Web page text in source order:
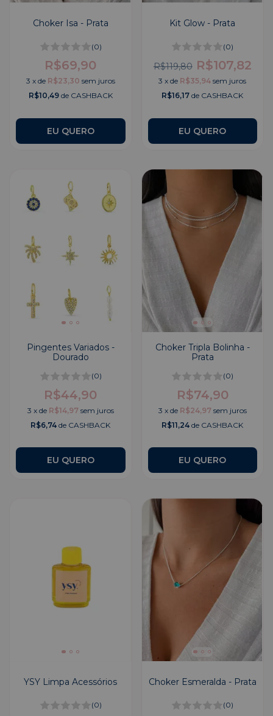
Choker Isa - Prata
(0)
R$69,90
3 x de R$23,30 sem juros
R$10,49de CASHBACK
Kit Glow - Prata
(0)
R$119,80R$107,82
3 xde R$35,94 sem juros
R$16,17 de CASHBACK
EU QUERO
Pingentes Variados -
Dourado
(0)
R$44,90
3 x de R$14,97 sem juros
R$6,74 de CASHBACK
EU QUERO
Choker Tripla Bolinha -
Prata
(0)
R$74,90
3 x de R$24,97 sem juros
R$11,24 de CASHBACK
YSY Limpa Acessórios
(0)
Choker Esmeralda - Prata
(0)